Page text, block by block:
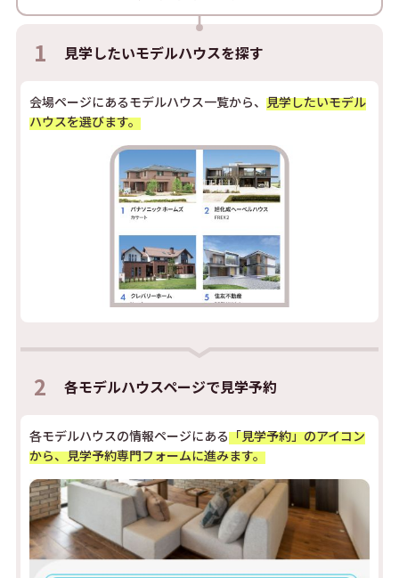
1 見学したいモデルハウスを探す
会場ページにあるモデルハウス一覧から、見学したいモデル
ハウスを選びます。
2 各モデルハウスページで見学予約
各モデルハウスの情報ページにある「見学予約」のアイコン
から、見学予約専門フォームに進みます。